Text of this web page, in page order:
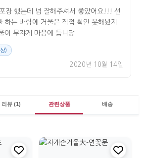
장 했는데 넘 잘해주셔서 좋았어요!!! 선
하는 바람에 거울은 직접 확인 못해봤지
이 무쟈게 마음에 듭니당
)
2020년 10월 14일
리뷰 (1) 관련상품 배송